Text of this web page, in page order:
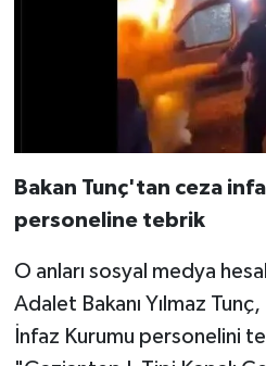
Bakan Tunç'tan ceza
personeline tebrik
O anları sosyal medya
Adalet Bakanı Yılmaz
İnfaz Kurumu personelini